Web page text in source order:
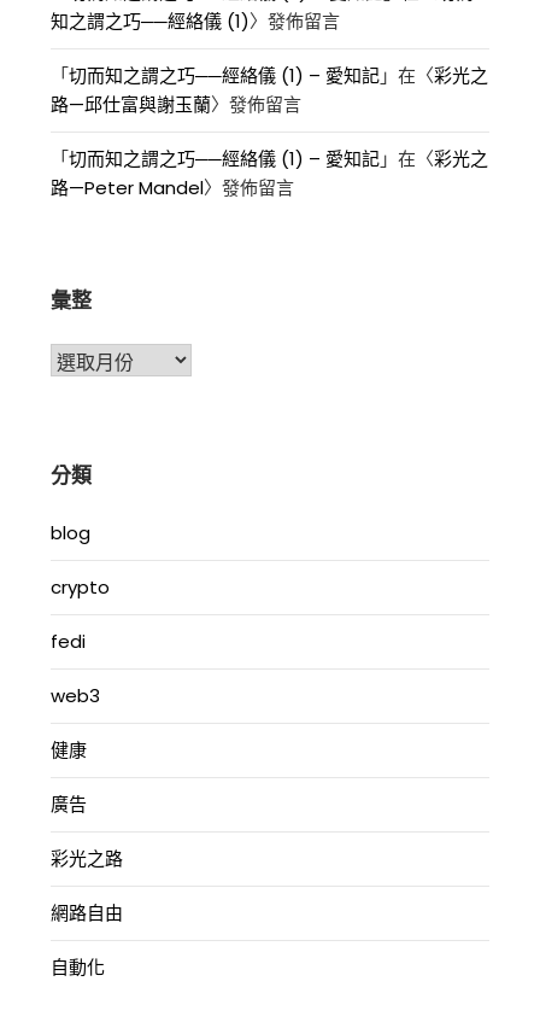
知之謂之巧──經絡儀 (1)〉發佈留言
「切而知之謂之巧──經絡儀 (1) – 愛知記」在〈彩光之
路—邱仕富與謝玉蘭〉發佈留言
「切而知之謂之巧──經絡儀 (1) – 愛知記」在〈彩光之
路—Peter Mandel〉發佈留言
彙整
彙
分類
blog
crypto
fedi
web3
健康
廣告
彩光之路
網路自由
自動化